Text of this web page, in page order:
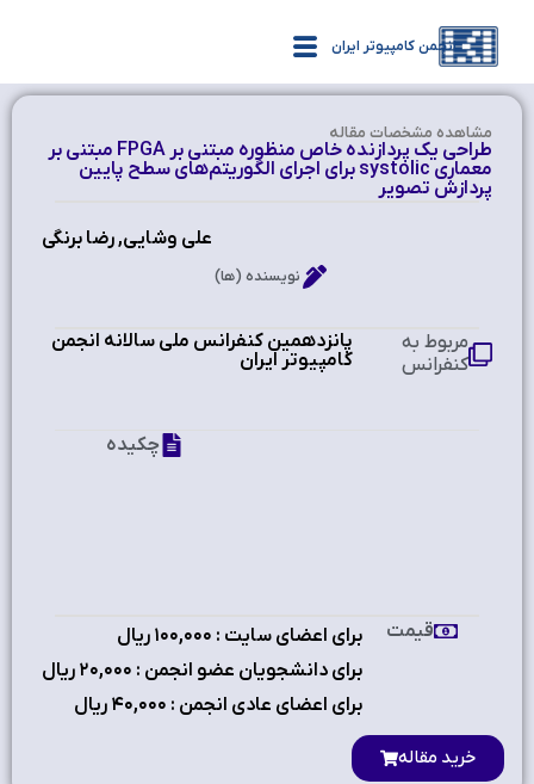
انجمن کامپیوتر ایران
مشاهده‌ مشخصات مقاله
طراحی یک پردازنده خاص منظوره مبتنی بر FPGA مبتنی بر
معماری systolic برای اجرای الگوریتم‌های سطح پایین
پردازش تصویر
علی وشایی, رضا برنگی
نویسنده (ها)
پانزدهمین کنفرانس ملی سالانه انجمن
کامپیوتر ایران
مربوط به
کنفرانس
چکیده
برای اعضای سایت : ۱٠٠,٠٠٠ ریال
برای دانشجویان عضو انجمن : ۲٠,٠٠٠ ریال
برای اعضای عادی انجمن : ۴٠,٠٠٠ ریال
قیمت
خرید مقاله